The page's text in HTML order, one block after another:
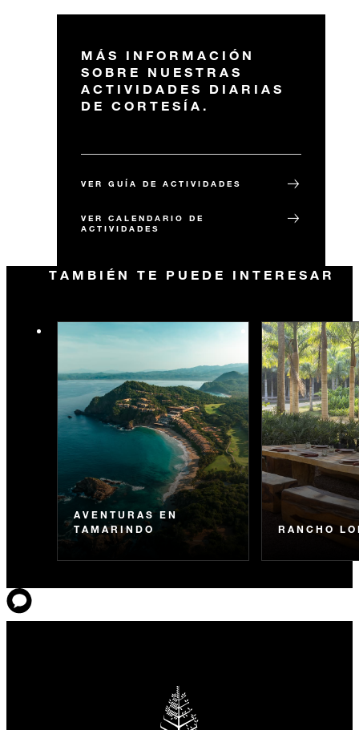
MÁS INFORMACIÓN
SOBRE NUESTRAS
ACTIVIDADES DIARIAS
DE CORTESÍA.
VER GUÍA DE ACTIVIDADES
VER CALENDARIO DE
ACTIVIDADES
TAMBIÉN TE PUEDE INTERESAR
AVENTURAS EN
TAMARINDO
RANCHO